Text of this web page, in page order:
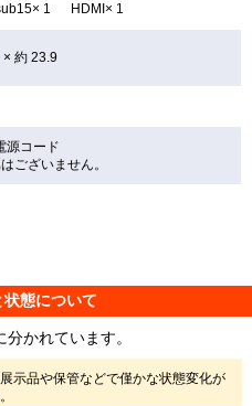
1 HDMI× 1
約 23.9
源コード
ございません。
態について
かれています。
示品や保管などで僅かな状態変化が